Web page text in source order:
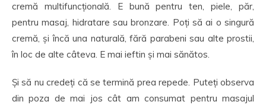
cremă multifuncțională. E bună pentru ten, piele, păr,
pentru masaj, hidratare sau bronzare. Poți să ai o singură
cremă, și încă una naturală, fără parabeni sau alte prostii,
în loc de alte câteva. E mai ieftin și mai sănătos.
Și să nu credeți că se termină prea repede. Puteți observa
din poza de mai jos cât am consumat pentru masajul